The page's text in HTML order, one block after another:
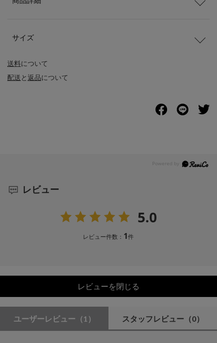
送料について
配送と返品について
サイズ
レビュー
5.0
レビュー件数： 1件
レビューを閉じる
ユーザーレビュー （1） スタッフレビュー （0）